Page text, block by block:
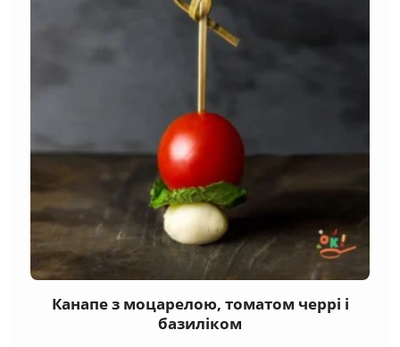
Канапе з моцарелою, томатом черрі і
базиліком